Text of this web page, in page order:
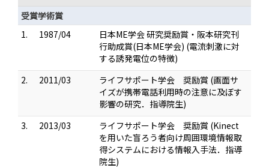
受賞学術賞
1.
1987/04
日本ME学会 研究奨励賞・阪本研究刊
行助成賞(日本ME学会) (電流刺激に対
する誘発電位の特徴)
2.
2011/03
ライフサポート学会 奨励賞 (画面サ
イズが携帯電話利用時の注意に及ぼす
影響の研究．指導院生)
3.
2013/03
ライフサポート学会 奨励賞 (Kinect
を用いた盲ろう者向け周囲環境情報取
得システムにおける情報入手法．指導
院生)